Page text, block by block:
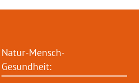
Natur-Mensch-
Gesundheit: